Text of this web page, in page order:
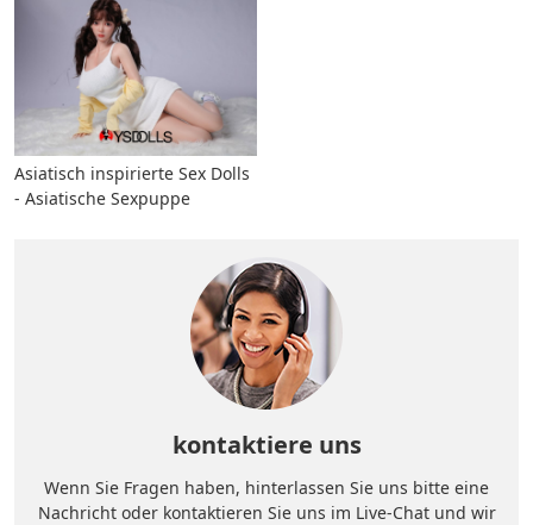
emotionaler Erfüllung
Asiatisch inspirierte Sex Dolls
- Asiatische Sexpuppe
kontaktiere uns
Wenn Sie Fragen haben, hinterlassen Sie uns bitte eine
Nachricht oder kontaktieren Sie uns im Live-Chat und wir